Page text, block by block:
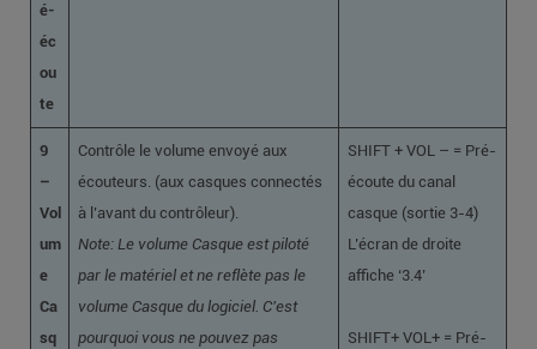
é-
éc
ou
te
9
–
Vol
um
e
Ca
sq
Contrôle le volume envoyé aux
écouteurs. (aux casques connectés
à l’avant du contrôleur).
Note: Le volume Casque est piloté
par le matériel et ne reflète pas le
volume Casque du logiciel. C’est
pourquoi vous ne pouvez pas
SHIFT + VOL – = Pré-
écoute du canal
casque (sortie 3-4)
L’écran de droite
affiche ‘3.4’
SHIFT+ VOL+ = Pré-